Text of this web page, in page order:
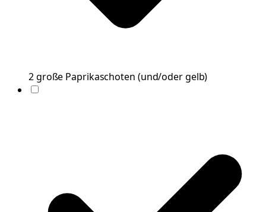
2große Paprikaschoten (und/oder gelb)